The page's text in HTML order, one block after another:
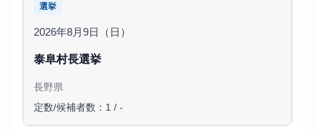
選挙
2026年8月9日（日）
泰阜村長選挙
長野県
定数/候補者数：1 / -